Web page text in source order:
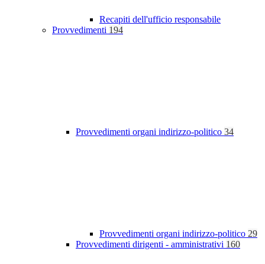
Recapiti dell'ufficio responsabile
Provvedimenti 194
Provvedimenti organi indirizzo-politico 34
Provvedimenti organi indirizzo-politico 29
Provvedimenti dirigenti - amministrativi 160